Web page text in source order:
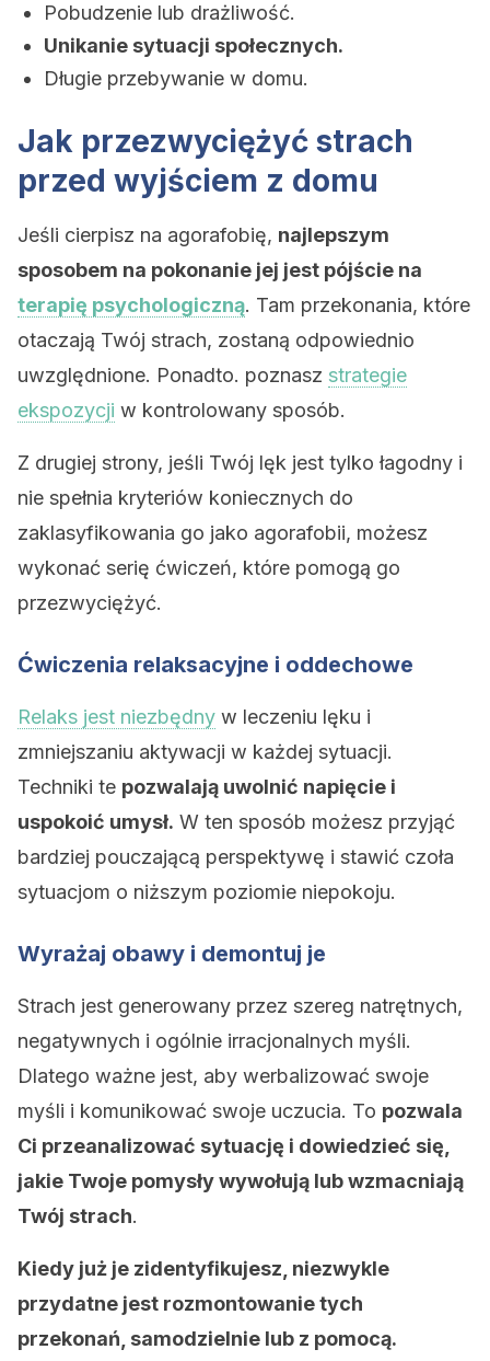
Pobudzenie lub drażliwość.
Unikanie sytuacji społecznych.
Długie przebywanie w domu.
Jak przezwyciężyć strach
przed wyjściem z domu
Jeśli cierpisz na agorafobię, najlepszym
sposobem na pokonanie jej jest pójście na
terapię psychologiczną. Tam przekonania, które
otaczają Twój strach, zostaną odpowiednio
uwzględnione. Ponadto. poznasz strategie
ekspozycji w kontrolowany sposób.
Z drugiej strony, jeśli Twój lęk jest tylko łagodny i
nie spełnia kryteriów koniecznych do
zaklasyfikowania go jako agorafobii, możesz
wykonać serię ćwiczeń, które pomogą go
przezwyciężyć.
Ćwiczenia relaksacyjne i oddechowe
Relaks jest niezbędny w leczeniu lęku i
zmniejszaniu aktywacji w każdej sytuacji.
Techniki te pozwalają uwolnić napięcie i
uspokoić umysł. W ten sposób możesz przyjąć
bardziej pouczającą perspektywę i stawić czoła
sytuacjom o niższym poziomie niepokoju.
Wyrażaj obawy i demontuj je
Strach jest generowany przez szereg natrętnych,
negatywnych i ogólnie irracjonalnych myśli.
Dlatego ważne jest, aby werbalizować swoje
myśli i komunikować swoje uczucia. To pozwala
Ci przeanalizować sytuację i dowiedzieć się,
jakie Twoje pomysły wywołują lub wzmacniają
Twój strach.
Kiedy już je zidentyfikujesz, niezwykle
przydatne jest rozmontowanie tych
przekonań, samodzielnie lub z pomocą.